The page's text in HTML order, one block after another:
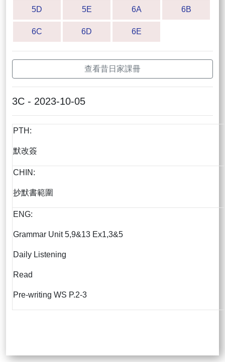
5D 5E 6A 6B
6C 6D 6E
查看昔日家課冊
3C - 2023-10-05
PTH:
默改簽
CHIN:
抄默書範圍
ENG:
Grammar Unit 5,9&13 Ex1,3&5
Daily Listening
Read
Pre-writing WS P.2-3